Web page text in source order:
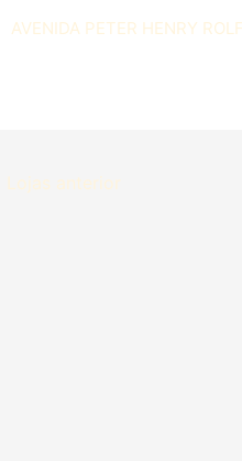
AVENIDA PETER HENRY
Lojas anterior